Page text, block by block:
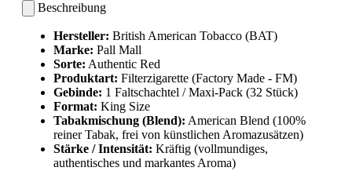
Beschreibung
Hersteller: British American Tobacco (BAT)
Marke: Pall Mall
Sorte: Authentic Red
Produktart: Filterzigarette (Factory Made - FM)
Gebinde: 1 Faltschachtel / Maxi-Pack (32 Stück)
Format: King Size
Tabakmischung (Blend): American Blend (100%
reiner Tabak, frei von künstlichen Aromazusätzen)
Stärke / Intensität: Kräftig (vollmundiges,
authentisches und markantes Aroma)